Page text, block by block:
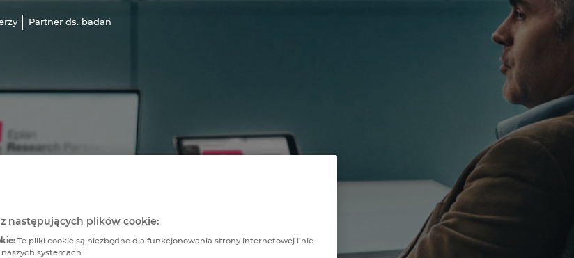
Partner ds. badań
następujących plików cookie:
Te pliki cookie są niezbędne dla funkcjonowania strony internetowej i nie
systemach